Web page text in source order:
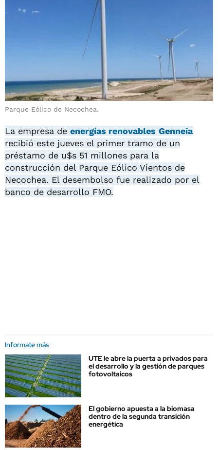
Parque Eólico de Necochea.
La empresa de energías renovables Genneia
recibió este jueves el primer tramo de un
préstamo de u$s 51 millones para la
construcción del Parque Eólico Vientos de
Necochea. El desembolso fue realizado por el
banco de desarrollo FMO.
Informate más
UTE le abre la puerta a privados para
el desarrollo y la gestión de parques
fotovoltaicos
El gobierno apuesta a la biomasa
dentro de la segunda transición
energética